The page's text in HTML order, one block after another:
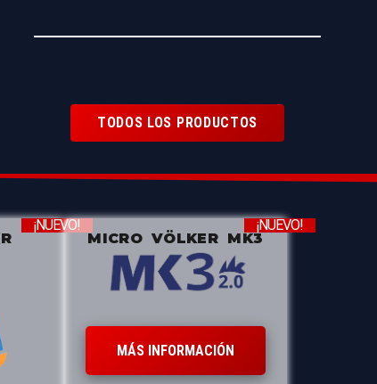
TODOS LOS PRODUCTOS
¡NUEVO!
MICRO VÖLKER MK3
¡NUEVO!
MÁS INFORMACIÓN